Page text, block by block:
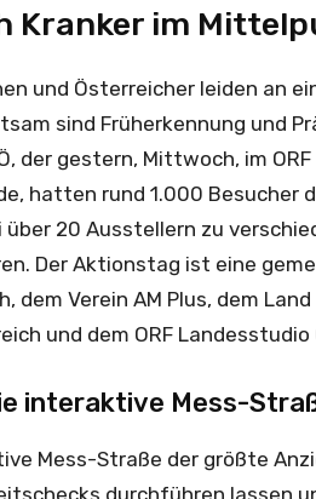
Kranker im
und Österreicher leiden an
sind Früherkennung und
der gestern, Mittwoch, im
hatten rund 1.000 Besucher
20 Ausstellern zu
Der Aktionstag ist eine
dem Verein AM Plus, dem
und dem ORF
interaktive Mess-
Mess-Straße der größte